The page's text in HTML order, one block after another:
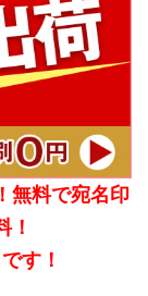
無料で宛名印
！
す！